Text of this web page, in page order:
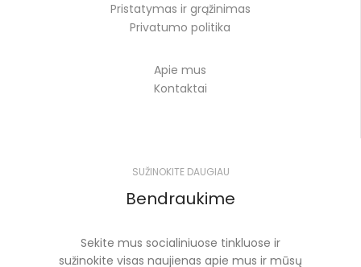
Pristatymas ir grąžinimas
Privatumo politika
Apie mus
Kontaktai
SUŽINOKITE DAUGIAU
Bendraukime
Sekite mus socialiniuose tinkluose ir
sužinokite visas naujienas apie mus ir mūsų